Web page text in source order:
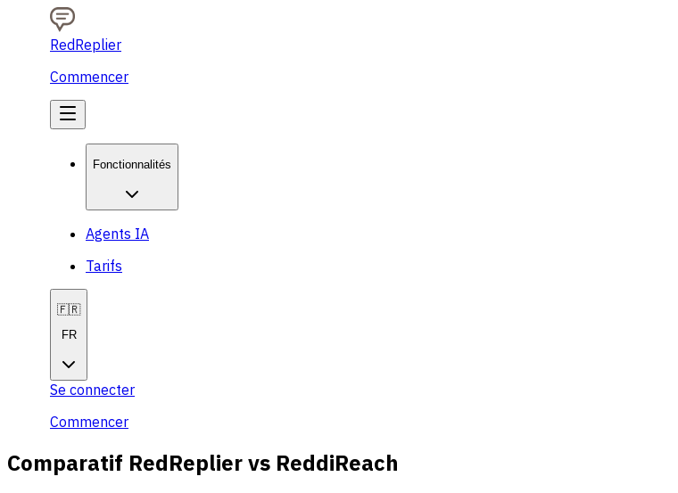
RedReplier
Commencer
Fonctionnalités
Agents IA
Tarifs
🇫🇷
FR
Se connecter
Commencer
Comparatif RedReplier vs ReddiReach